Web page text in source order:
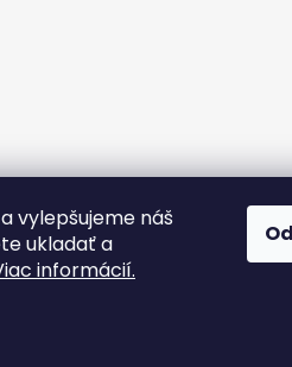
vylepšujeme náš
ukladať a
informácií.